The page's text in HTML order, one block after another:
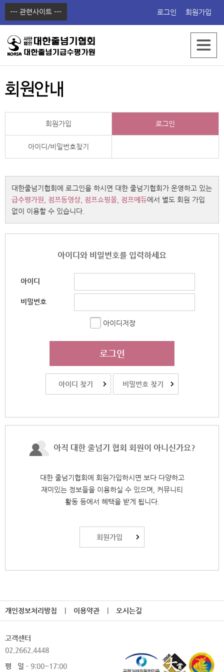
--- 관련사이트 ---
점프쇼핑몰
점프동영상
점프에듀
로그인 회원가입
회원가입 로그인
아이디/비밀번호찾기
대한줄넘기협회에 로그인을 하시면 대한 줄넘기협회가 운영하고 있는
급수평가원, 점프동영상, 점프쇼핑몰, 점프에듀에서 별도 회원 가입
없이 이용할 수 있습니다.
아이디와 비밀번호를 입력하세요
아이디
비밀번호
아이디저장
로그인
아이디 찾기 비밀번호 찾기
아직 대한 줄넘기 협회 회원이 아니신가요?
대한 줄넘기협회에 회원가입하시면 보다 다양하고
재미있는 정보들을 이용하실 수 있으며, 커뮤니티
활동 등에서 혜택을 받게 됩니다.
회원가입
개인정보처리방침 이용약관 오시는길
고객센터
02.2662.4448
평 일 - 9:00~17:00